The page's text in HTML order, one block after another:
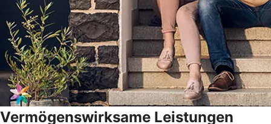
Vermögenswirksame Leistungen